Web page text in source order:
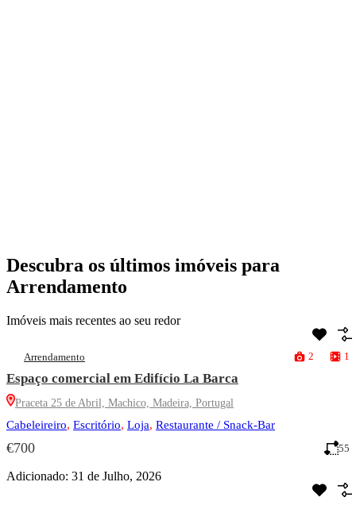
Descubra os últimos imóveis para
Arrendamento
Imóveis mais recentes ao seu redor
Arrendamento 2 1
Espaço comercial em Edifício La Barca
Praceta 25 de Abril, Machico, Madeira, Portugal
Cabeleireiro, Escritório, Loja, Restaurante / Snack-Bar
€700 55
Adicionado: 31 de Julho, 2026